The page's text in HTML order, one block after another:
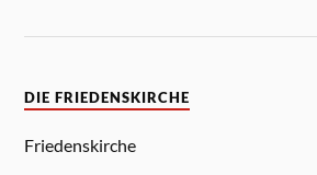
DIE FRIEDENSKIRCHE
Friedenskirche